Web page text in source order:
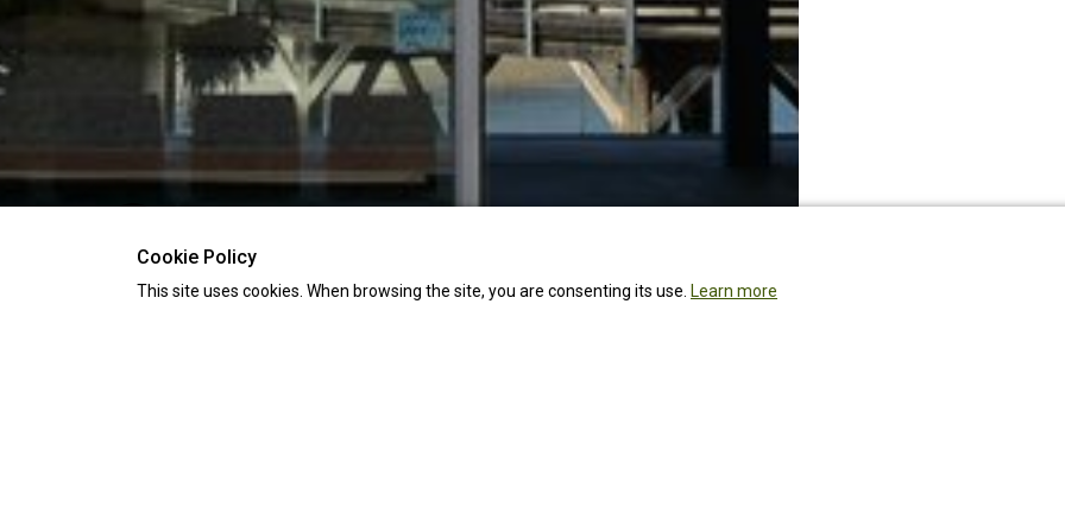
Cookie Policy
This site uses cookies. When browsing the site, you are consenting its use. Learn more